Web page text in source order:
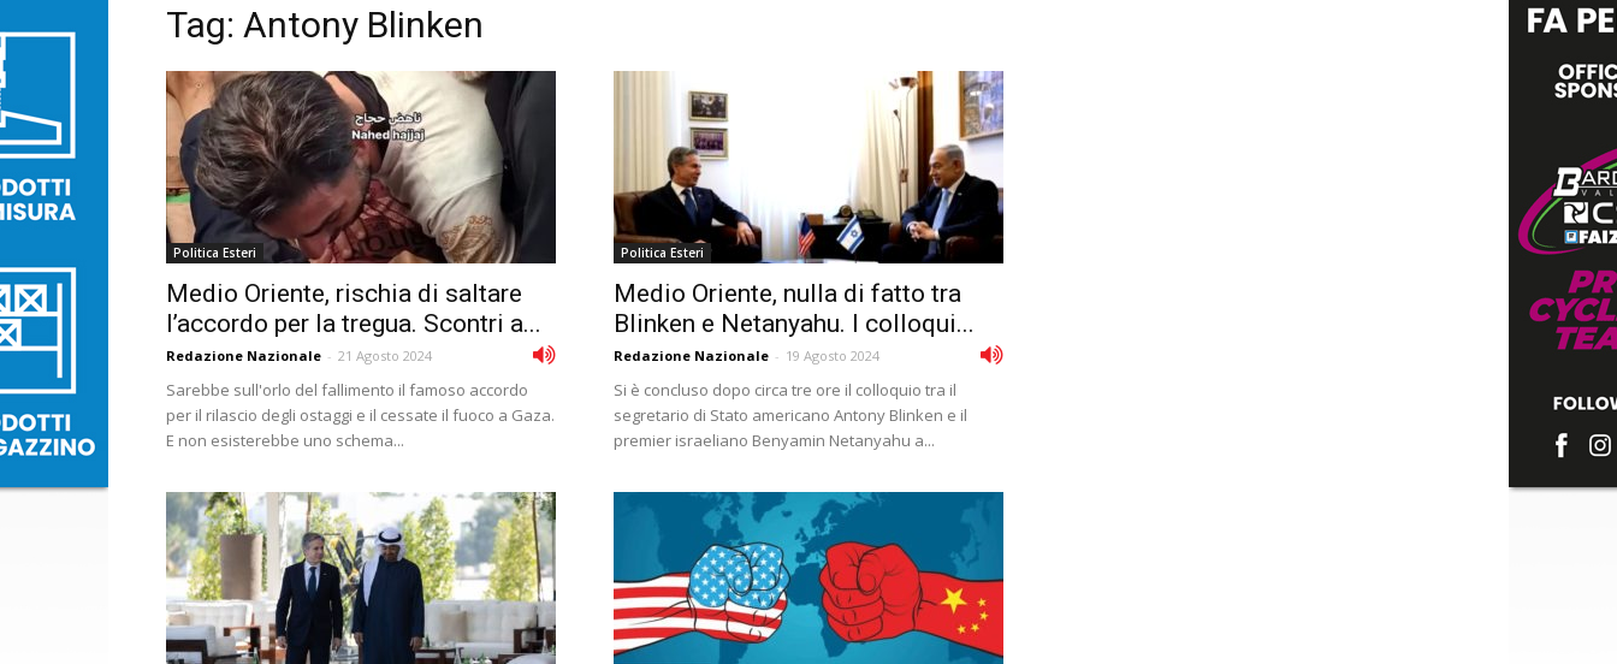
Tag: Antony Blinken
Politica Esteri
Medio Oriente, rischia di saltare
l’accordo per la tregua. Scontri a...
Redazione Nazionale - 21 Agosto 2024
Sarebbe sull'orlo del fallimento il famoso accordo
per il rilascio degli ostaggi e il cessate il fuoco a Gaza.
E non esisterebbe uno schema...
Politica Esteri
Medio Oriente, nulla di fatto tra
Blinken e Netanyahu. I colloqui...
Redazione Nazionale - 19 Agosto 2024
Si è concluso dopo circa tre ore il colloquio tra il
segretario di Stato americano Antony Blinken e il
premier israeliano Benyamin Netanyahu a...